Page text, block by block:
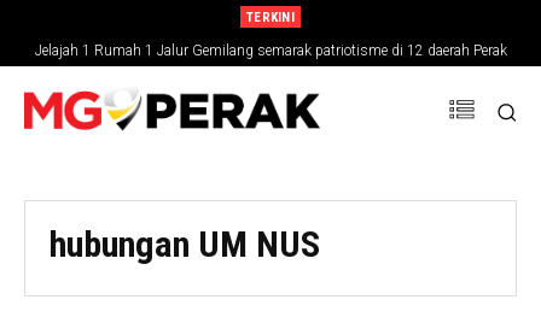
TERKINI
Jelajah 1 Rumah 1 Jalur Gemilang semarak patriotisme di 12 daerah Perak
hubungan UM NUS